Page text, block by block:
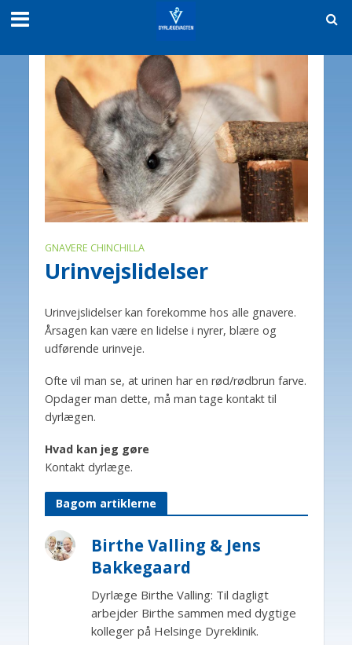
GNAVERE CHINCHILLA
Urinvejslidelser
Urinvejslidelser kan forekomme hos alle gnavere.
Årsagen kan være en lidelse i nyrer, blære og
udførende urinveje.
Ofte vil man se, at urinen har en rød/rødbrun farve.
Opdager man dette, må man tage kontakt til
dyrlægen.
Hvad kan jeg gøre
Kontakt dyrlæge.
Bagom artiklerne
Birthe Valling & Jens
Bakkegaard
Dyrlæge Birthe Valling: Til dagligt
arbejder Birthe sammen med dygtige
kolleger på Helsinge Dyreklinik.